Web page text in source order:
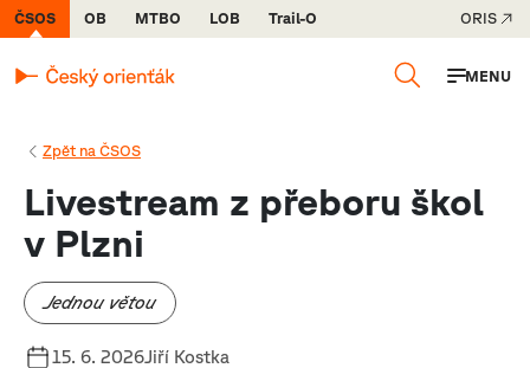
ČSOS OB MTBO LOB Trail-O ORIS
MENU
Zpět na ČSOS
Livestream z přeboru škol
v Plzni
Jednou větou
15. 6. 2026Jiří Kostka